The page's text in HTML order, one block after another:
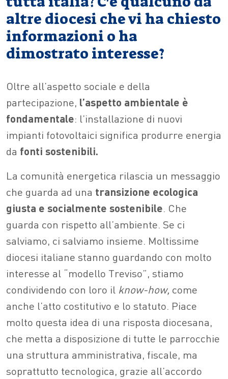
altre diocesi che vi ha chiesto
informazioni o ha
dimostrato interesse?
Oltre all’aspetto sociale e della
partecipazione, l’aspetto ambientale è
fondamentale: l’installazione di nuovi
impianti fotovoltaici significa produrre energia
da fonti sostenibili.
La comunità energetica rilascia un messaggio
che guarda ad una transizione ecologica
giusta e socialmente sostenibile. Che
guarda con rispetto all’ambiente. Se ci
salviamo, ci salviamo insieme. Moltissime
diocesi italiane stanno guardando con molto
interesse al “modello Treviso”, stiamo
condividendo con loro il know-how, come
anche l’atto costitutivo e lo statuto. Piace
molto questa idea di una risposta diocesana,
che metta a disposizione di tutte le parrocchie
una struttura amministrativa, fiscale, ma
soprattutto tecnologica, grazie all’accordo